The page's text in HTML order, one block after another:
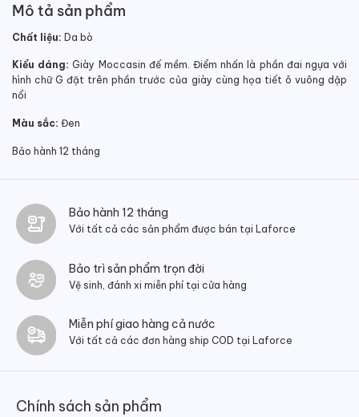
Mô tả sản phẩm
Chất liệu: Da bò
Kiểu dáng: Giày Moccasin đế mềm. Điểm nhấn là phần đai ngựa với
hình chữ G đặt trên phần trước của giày cùng họa tiết ô vuông dập
nổi
Màu sắc: Đen
Bảo hành 12 tháng
Bảo hành 12 tháng
Với tất cả các sản phẩm được bán tại Laforce
Bảo trì sản phẩm trọn đời
Vệ sinh, đánh xi miễn phí tại cửa hàng
Miễn phí giao hàng cả nước
Với tất cả các đơn hàng ship COD tại Laforce
Chính sách sản phẩm